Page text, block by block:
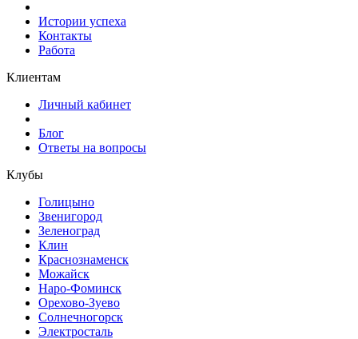
Истории успеха
Контакты
Работа
Клиентам
Личный кабинет
Блог
Ответы на вопросы
Клубы
Голицыно
Звенигород
Зеленоград
Клин
Краснознаменск
Можайск
Наро-Фоминск
Орехово-Зуево
Солнечногорск
Электросталь